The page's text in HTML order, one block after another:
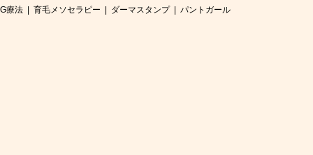
療法
育毛メソセラピー ダーマスタンプ パントガール